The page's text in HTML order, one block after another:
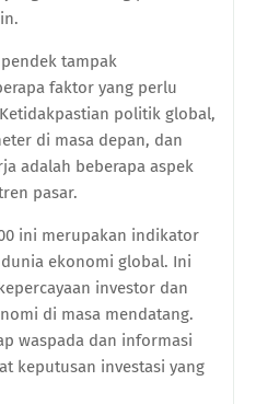
tampak
faktor yang perlu
politik global,
di masa depan, dan
adalah beberapa aspek
pasar.
ini merupakan indikator
ekonomi global. Ini
investor dan
di masa mendatang.
waspada dan informasi
keputusan investasi yang